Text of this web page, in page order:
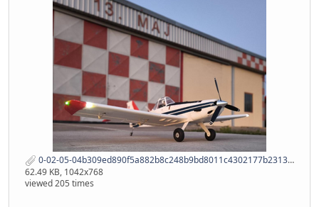
0-02-05-04b309ed890f5a882b8c248b9bd8011c4302177b2313a4cd9ee5c9e0e98e48c0_21d6c2ecec9.jpg
62.49 KB, 1042x768
viewed 205 times